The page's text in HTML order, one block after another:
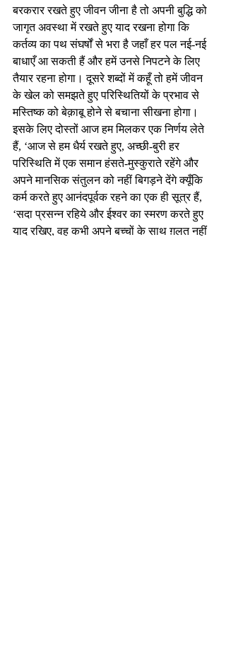
बरकरार रखते हुए जीवन जीना है तो अपनी बुद्धि को
जागृत अवस्था में रखते हुए याद रखना होगा कि
कर्तव्य का पथ संघर्षों से भरा है जहाँ हर पल नई-नई
बाधाएँ आ सकती हैं और हमें उनसे निपटने के लिए
तैयार रहना होगा। दूसरे शब्दों में कहूँ तो हमें जीवन
के खेल को समझते हुए परिस्थितियों के प्रभाव से
मस्तिष्क को बेक़ाबू होने से बचाना सीखना होगा।
इसके लिए दोस्तों आज हम मिलकर एक निर्णय लेते
हैं, ‘आज से हम धैर्य रखते हुए, अच्छी-बुरी हर
परिस्थिति में एक समान हंसते-मुस्कुराते रहेंगे और
अपने मानसिक संतुलन को नहीं बिगड़ने देंगे क्यूँकि
कर्म करते हुए आनंदपूर्वक रहने का एक ही सूत्र हैं,
‘सदा प्रसन्न रहिये और ईश्वर का स्मरण करते हुए
याद रखिए, वह कभी अपने बच्चों के साथ ग़लत नहीं